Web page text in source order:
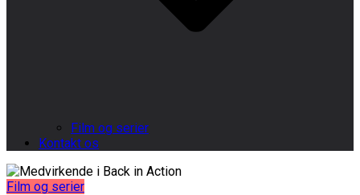
Film og serier
Kontakt os
Film og serier